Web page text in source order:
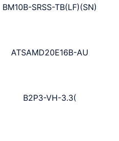
BM10B-SRSS-TB(LF)(SN)
ATSAMD20E16B-AU
B2P3-VH-3.3(